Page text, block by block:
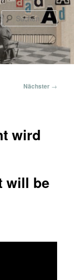
Nächster →
wird
will be